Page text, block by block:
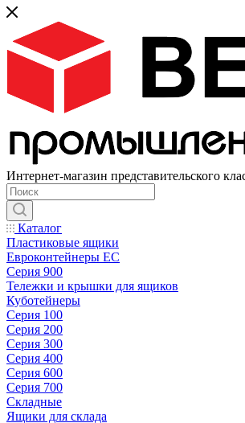
Интернет-магазин представительского
Каталог
Пластиковые ящики
Евроконтейнеры ЕС
Серия 900
Тележки и крышки для ящиков
Куботейнеры
Серия 100
Серия 200
Серия 300
Серия 400
Серия 600
Серия 700
Складные
Ящики для склада